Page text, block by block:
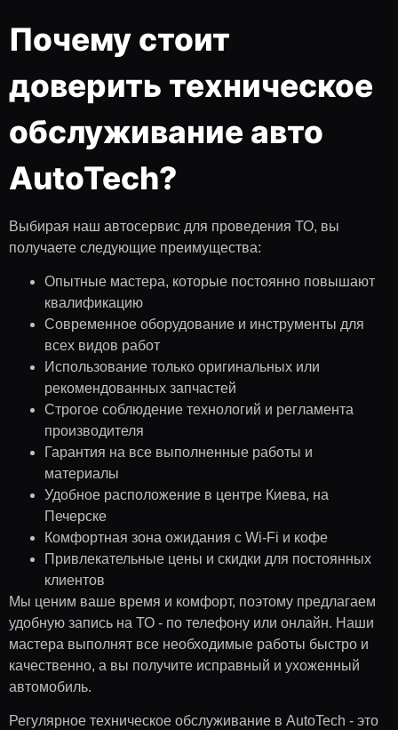
Почему стоит
доверить техническое
обслуживание авто
AutoTech?
Выбирая наш автосервис для проведения ТО, вы
получаете следующие преимущества:
Опытные мастера, которые постоянно повышают
квалификацию
Современное оборудование и инструменты для
всех видов работ
Использование только оригинальных или
рекомендованных запчастей
Строгое соблюдение технологий и регламента
производителя
Гарантия на все выполненные работы и
материалы
Удобное расположение в центре Киева, на
Печерске
Комфортная зона ожидания с Wi-Fi и кофе
Привлекательные цены и скидки для постоянных
клиентов
Мы ценим ваше время и комфорт, поэтому предлагаем
удобную запись на ТО - по телефону или онлайн. Наши
мастера выполнят все необходимые работы быстро и
качественно, а вы получите исправный и ухоженный
автомобиль.
Регулярное техническое обслуживание в AutoTech - это